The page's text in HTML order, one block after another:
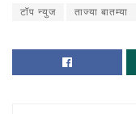
टॉप न्युज ताज्या बातम्या